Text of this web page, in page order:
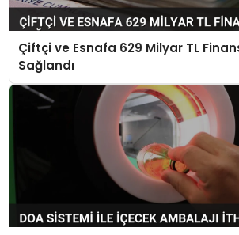
Çiftçi ve Esnafa 629 Milyar TL
Sağlandı